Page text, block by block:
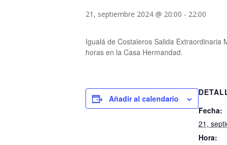
21, septiembre 2024 @ 20:00 - 22:00
Igualá de Costaleros Salida Extraordinaria
horas en la Casa Hermandad.
Añadir al calendario
Fecha:
21,
Hora: